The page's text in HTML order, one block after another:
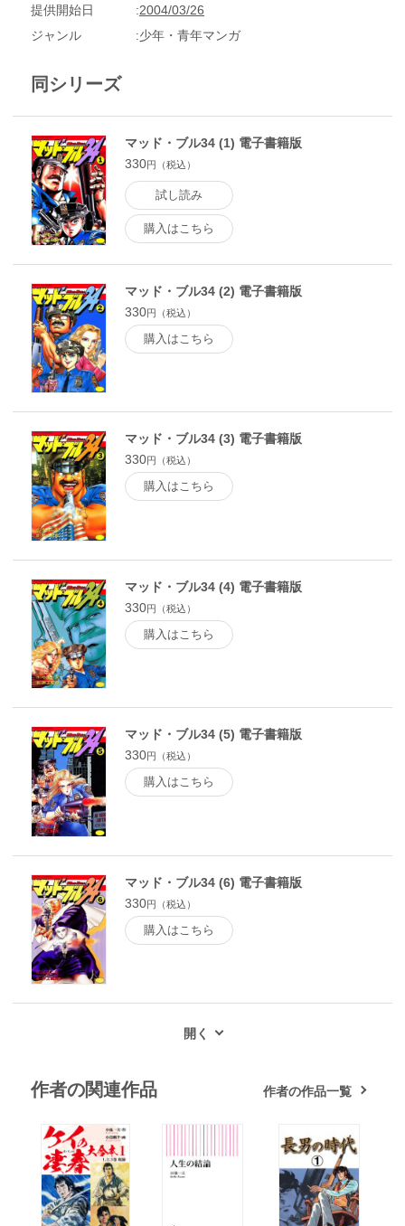
提供開始日
2004/03/26
ジャンル
少年・青年マンガ
同シリーズ
マッド・ブル34 (1) 電子書籍版
330円（税込）
試し読み
購入はこちら
マッド・ブル34 (2) 電子書籍版
330円（税込）
購入はこちら
マッド・ブル34 (3) 電子書籍版
330円（税込）
購入はこちら
マッド・ブル34 (4) 電子書籍版
330円（税込）
購入はこちら
マッド・ブル34 (5) 電子書籍版
330円（税込）
購入はこちら
マッド・ブル34 (6) 電子書籍版
330円（税込）
購入はこちら
作者の関連作品 作者の作品一覧